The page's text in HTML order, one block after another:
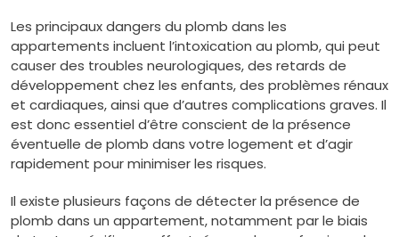
Les principaux dangers du plomb dans les
appartements incluent l’intoxication au plomb, qui peut
causer des troubles neurologiques, des retards de
développement chez les enfants, des problèmes rénaux
et cardiaques, ainsi que d’autres complications graves. Il
est donc essentiel d’être conscient de la présence
éventuelle de plomb dans votre logement et d’agir
rapidement pour minimiser les risques.
Il existe plusieurs façons de détecter la présence de
plomb dans un appartement, notamment par le biais